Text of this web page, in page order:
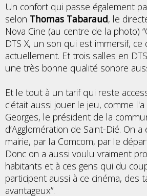
Un confort qui passe également
selon Thomas Tabaraud, le
Nova Cine (au centre de la photo)
DTS X, un son qui est immersif,
actuellement. Et trois salles en
une très bonne qualité sonore
Et le tout à un tarif qui reste
c'était aussi jouer le jeu, comme
Georges, le président de la
d’Agglomération de Saint-Dié. On
mairie, par la Comcom, par le
Donc on a aussi voulu vraiment
habitants et à ces gens qui du
participent aussi à ce cinéma, des
avantageux”.